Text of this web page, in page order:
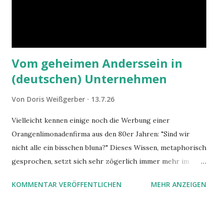
Vom geheimen Anderssein in
(deutschen) Unternehmen
Von Doris Weißgerber 13.7.26
Vielleicht kennen einige noch die Werbung einer
Orangenlimonadenfirma aus den 80er Jahren: "Sind wir
nicht alle ein bisschen bluna?" Dieses Wissen, metaphorisch
gesprochen, setzt sich sehr zögerlich immer mehr im
gleich. Im Arbeitskontext kann es zu nicht verstandenen
KOMMENTAR VERÖFFENTLICHEN MEHR ANZEIGEN